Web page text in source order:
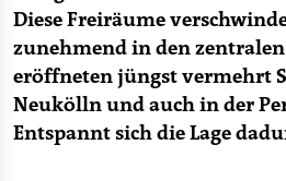
Diese Freiräume
zunehmend in den
eröffneten jüngst vermehrt
Neukölln und auch in der
Entspannt sich die Lage